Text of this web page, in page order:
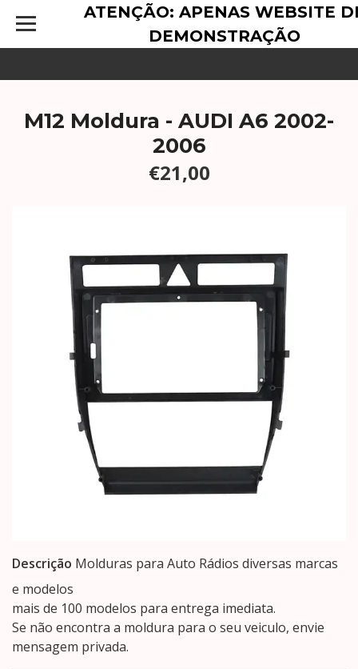
ATENÇÃO: APENAS WEBSITE
DEMONSTRAÇÃO
M12 Moldura - AUDI A6 2002-
2006
€21,00
Descrição Molduras para Auto Rádios diversas marcas
e modelos
mais de 100 modelos para entrega imediata.
Se não encontra a moldura para o seu veiculo, envie
mensagem privada.